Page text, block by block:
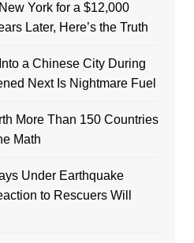
York for a $12,000
Later, Here’s the Truth
a Chinese City During
Next Is Nightmare Fuel
More Than 150 Countries
Math
Under Earthquake
to Rescuers Will